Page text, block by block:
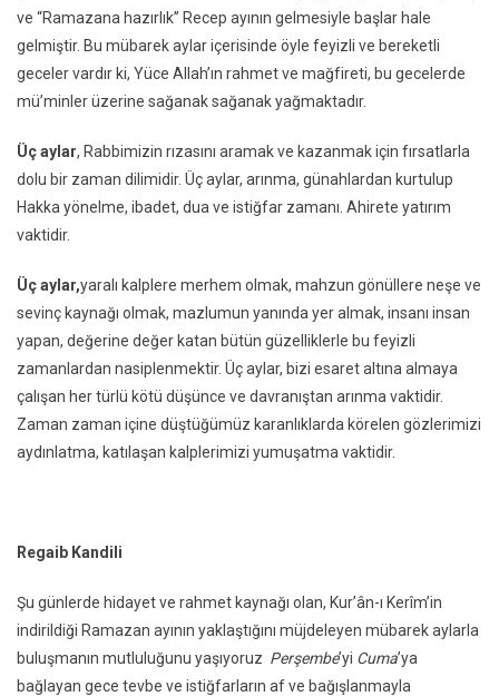
ve “Ramazana hazırlık” Recep ayının gelmesiyle başlar hale
gelmiştir. Bu mübarek aylar içerisinde öyle feyizli ve bereketli
geceler vardır ki, Yüce Allah’ın rahmet ve mağfireti, bu gecelerde
mü’minler üzerine sağanak sağanak yağmaktadır.
Üç aylar, Rabbimizin rızasını aramak ve kazanmak için fırsatlarla
dolu bir zaman dilimidir. Üç aylar, arınma, günahlardan kurtulup
Hakka yönelme, ibadet, dua ve istiğfar zamanı. Ahirete yatırım
vaktidir.
Üç aylar,yaralı kalplere merhem olmak, mahzun gönüllere neşe ve
sevinç kaynağı olmak, mazlumun yanında yer almak, insanı insan
yapan, değerine değer katan bütün güzelliklerle bu feyizli
zamanlardan nasiplenmektir. Üç aylar, bizi esaret altına almaya
çalışan her türlü kötü düşünce ve davranıştan arınma vaktidir.
Zaman zaman içine düştüğümüz karanlıklarda körelen gözlerimizi
aydınlatma, katılaşan kalplerimizi yumuşatma vaktidir.
Regaib Kandili
Şu günlerde hidayet ve rahmet kaynağı olan, Kur’ân-ı Kerîm’in
indirildiği Ramazan ayının yaklaştığını müjdeleyen mübarek aylarla
buluşmanın mutluluğunu yaşıyoruz Perşembe’yi Cuma’ya
bağlayan gece tevbe ve istiğfarların af ve bağışlanmayla